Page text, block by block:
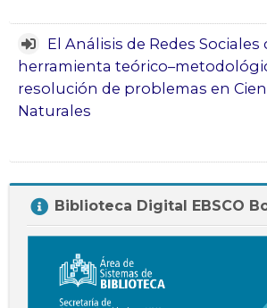
El Análisis de Redes Sociales
herramienta
resolución de problemas en
Naturales
Biblioteca
Digital
Biblioteca Digital EBSCO